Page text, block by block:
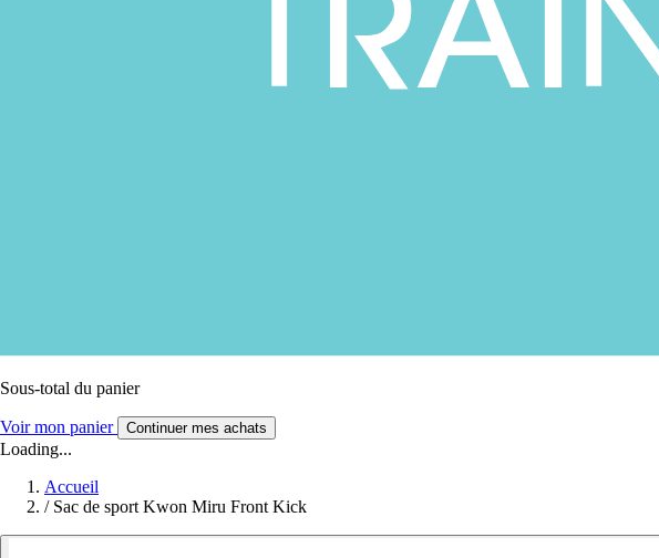
Sous-total du panier
Voir mon panier Continuer mes achats
Loading...
Accueil
/ Sac de sport Kwon Miru Front Kick